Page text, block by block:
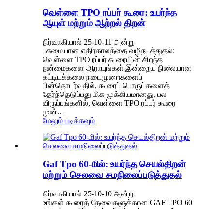
வெள்ளை TPO ரப்பர் கூரை: உயர்ந்த
ஆயுள் மற்றும் ஆற்றல் திறன்
நிர்வாகியால் 25-10-11 அன்று
பசுமையான எதிர்காலத்தை வழிநடத்துதல்:
வெள்ளை TPO ரப்பர் கூரையின் சிறந்த
நன்மைகளை ஆராயுங்கள் இன்றைய நிலையான
கட்டிடக்கலை நடைமுறைகளைப்
பின்தொடர்வதில், கூரைப் பொருட்களைத்
தேர்ந்தெடுப்பது மிக முக்கியமானது. பல
விருப்பங்களில், வெள்ளை TPO ரப்பர் கூரை
முன்...
மேலும் படிக்கவும்
Gaf Tpo 60-மில்: உயர்ந்த செயல்திறன்
மற்றும் செலவை சமநிலைப்படுத்துதல்
நிர்வாகியால் 25-10-10 அன்று
உங்கள் கூரைத் தேவைகளுக்கான GAF TPO 60